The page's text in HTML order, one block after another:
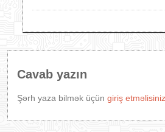
Cavab yazın
Şərh yaza bilmək üçün giriş etməlisiniz